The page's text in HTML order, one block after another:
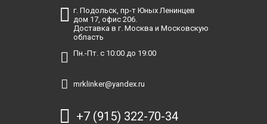
г. Подольск, пр-т Юных Ленинцев
дом 17, офис 206.
Доставка в г. Москва и Московскую
область
Пн.-Пт. с 10:00 до 19:00
mrklinker@yandex.ru
+7 (915) 322-70-34